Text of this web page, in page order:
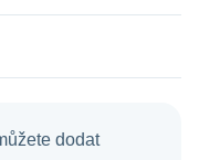
dodat